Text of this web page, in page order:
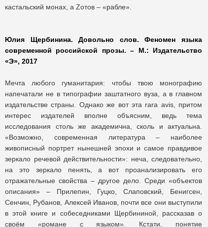
кастальский монах, а Zотов – «рабле».
Юлия Щербинина. Довольно слов. Феномен языка
современной российской прозы. – М.: Издательство
«Э», 2017
Мечта любого гуманитария: чтобы твою монографию
напечатали не в типографии заштатного вуза, а в главном
издательстве страны. Однако же вот эта rara avis, притом
интерес издателей вполне объясним, ведь тема
исследования столь же академична, сколь и актуальна.
«Возможно, современная литература – наиболее
живописный портрет нынешней эпохи и самое правдивое
зеркало речевой действительности»: неча, следовательно,
на это зеркало пенять, а вот проанализировать его
отражательные свойства – другое дело. Среди «объектов
описания» – Прилепин, Гуцко, Слаповский, Бенигсен,
Сенчин, Рубанов, Алексей Иванов, почти все они выступили
в этой книге и собеседниками Щербининой, рассказав о
своём «романе с языком». Кстати, понятие